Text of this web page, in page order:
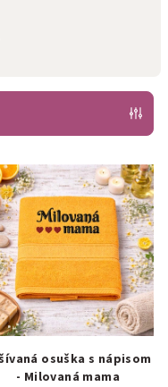
osuška s nápisom
- Milovaná mama